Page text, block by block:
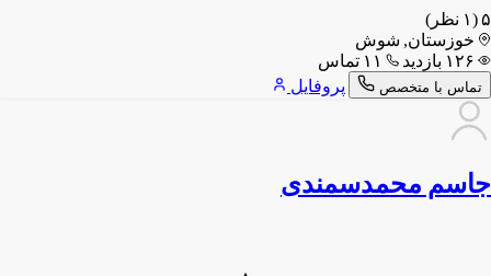
۵(۱ نظر)
خوزستان, شوش
تماس با متخصص پروفایل
جاسم محمدسمندی